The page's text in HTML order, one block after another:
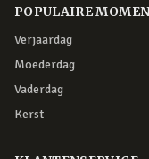
POPULAIRE
Verjaardag
Moederdag
Vaderdag
Kerst